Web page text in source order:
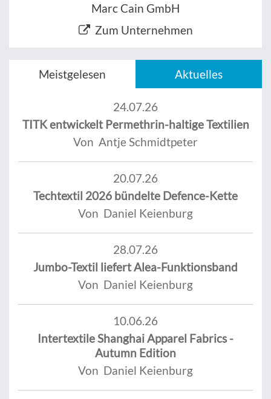
Marc Cain GmbH
Zum Unternehmen
Meistgelesen Aktuelles
24.07.26
TITK entwickelt Permethrin-haltige Textilien
Von Antje Schmidtpeter
20.07.26
Techtextil 2026 bündelte Defence-Kette
Von Daniel Keienburg
28.07.26
Jumbo-Textil liefert Alea-Funktionsband
Von Daniel Keienburg
10.06.26
Intertextile Shanghai Apparel Fabrics -
Autumn Edition
Von Daniel Keienburg